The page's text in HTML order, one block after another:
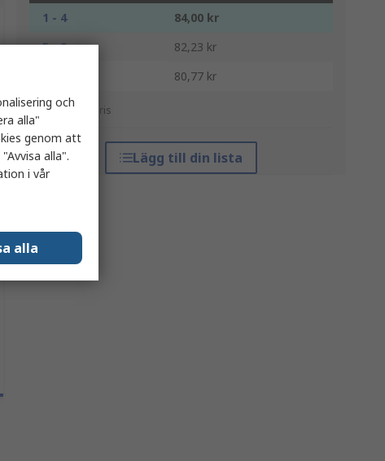
1 - 4
84,00 kr
5 - 9
82,23 kr
80,77 kr
*vägledande pris
Lägg till din lista
och
alla"
genom att
alla".
i vår
alla